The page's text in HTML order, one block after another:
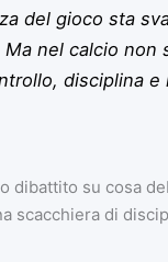
del gioco sta
nel calcio non
disciplina e
dibattito su cosa
scacchiera di